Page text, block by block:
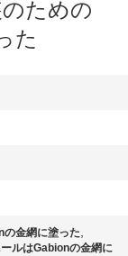
ための
た
の金網に塗った,
ルはGabionの金網に